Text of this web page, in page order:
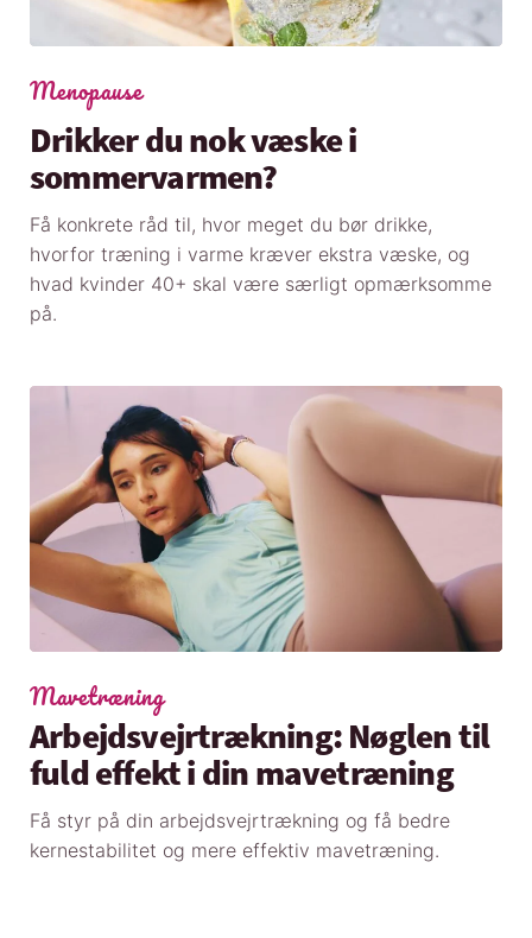
Menopause
Drikker du nok væske i
sommervarmen?
Få konkrete råd til, hvor meget du bør drikke,
hvorfor træning i varme kræver ekstra væske, og
hvad kvinder 40+ skal være særligt opmærksomme
på.
Mavetræning
Arbejdsvejrtrækning: Nøglen til
fuld effekt i din mavetræning
Få styr på din arbejdsvejrtrækning og få bedre
kernestabilitet og mere effektiv mavetræning.